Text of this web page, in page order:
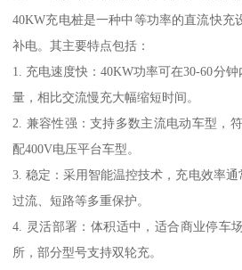
40KW充电桩是一种中等功率的直流快充
补电。其主要特点包括：
1. 充电速度快：40KW功率可在30-60分
量，相比交流慢充大幅缩短时间。
2. 兼容性强：支持多数主流电动车型，
配400V电压平台车型。
3. 稳定：采用智能温控技术，充电效率通
过流、短路等多重保护。
4. 灵活部署：体积适中，适合商业停车
所，部分型号支持双轮充。